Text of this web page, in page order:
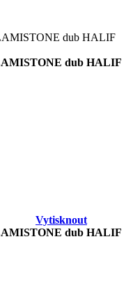
dub HALIF
Vytisknout
dub HALIF